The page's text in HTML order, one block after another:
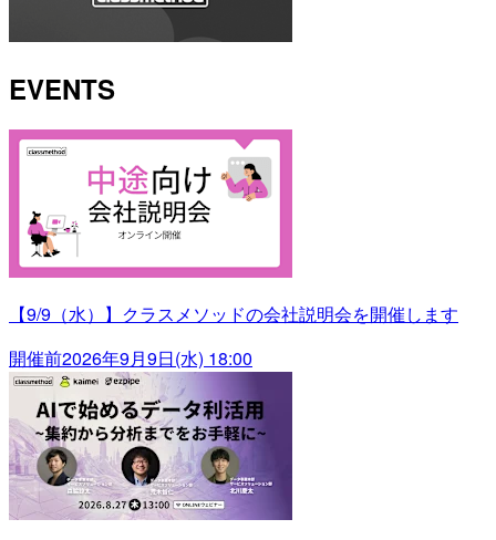
EVENTS
【9/9（水）】クラスメソッドの会社説明会を開催します
開催前2026年9月9日(水) 18:00